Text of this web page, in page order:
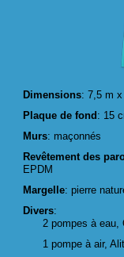
Dimensions: 7,5 m
Plaque de fond : 15
Murs: maçonnés
Revêtement des
EPDM
Margelle: pierre
Divers:
2 pompes à eau,
1 pompe à air,